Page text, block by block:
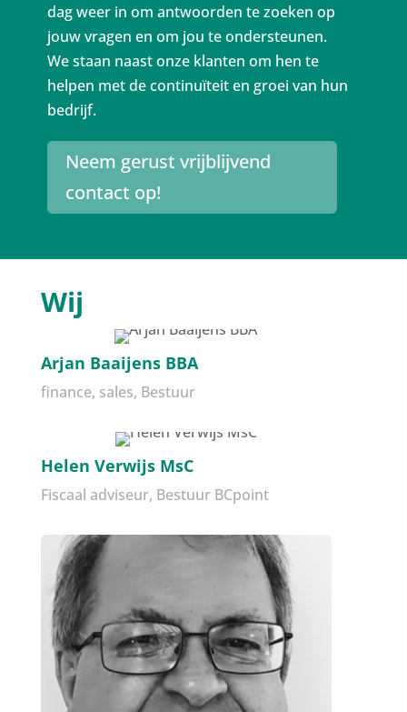
dag weer in om antwoorden te zoeken op
jouw vragen en om jou te ondersteunen.
We staan naast onze klanten om hen te
helpen met de continuïteit en groei van hun
bedrijf.
Neem gerust vrijblijvend
contact op!
Wij
Arjan Baaijens BBA
finance, sales, Bestuur
Helen Verwijs MsC
Fiscaal adviseur, Bestuur BCpoint